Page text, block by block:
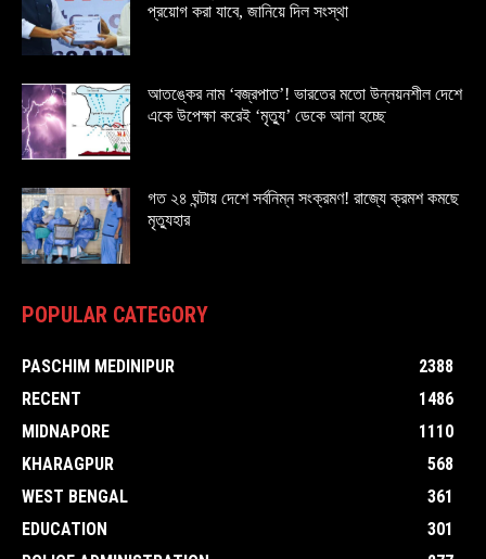
প্রয়োগ করা যাবে, জানিয়ে দিল সংস্থা
আতঙ্কের নাম ‘বজ্রপাত’! ভারতের মতো উন্নয়নশীল দেশে
একে উপেক্ষা করেই ‘মৃত্যু’ ডেকে আনা হচ্ছে
গত ২৪ ঘন্টায় দেশে সর্বনিম্ন সংক্রমণ! রাজ্যে ক্রমশ কমছে
মৃত্যুহার
POPULAR CATEGORY
PASCHIM MEDINIPUR
2388
RECENT
1486
MIDNAPORE
1110
KHARAGPUR
568
WEST BENGAL
361
EDUCATION
301